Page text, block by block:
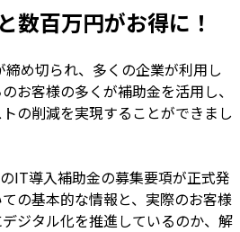
数百万円がお得に！
め切られ、多くの企業が利用し
お客様の多くが補助金を活用し、
の削減を実現することができまし
IT導入補助金の募集要項が正式発
の基本的な情報と、実際のお客様
ジタル化を推進しているのか、解